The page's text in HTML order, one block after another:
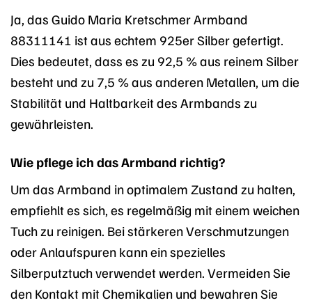
Ja, das Guido Maria Kretschmer Armband
88311141 ist aus echtem 925er Silber gefertigt.
Dies bedeutet, dass es zu 92,5 % aus reinem Silber
besteht und zu 7,5 % aus anderen Metallen, um die
Stabilität und Haltbarkeit des Armbands zu
gewährleisten.
Wie pflege ich das Armband richtig?
Um das Armband in optimalem Zustand zu halten,
empfiehlt es sich, es regelmäßig mit einem weichen
Tuch zu reinigen. Bei stärkeren Verschmutzungen
oder Anlaufspuren kann ein spezielles
Silberputztuch verwendet werden. Vermeiden Sie
den Kontakt mit Chemikalien und bewahren Sie